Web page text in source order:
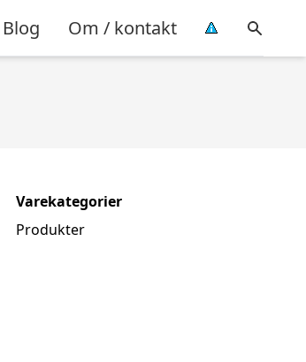
Blog Om / kontakt
Varekategorier
Produkter